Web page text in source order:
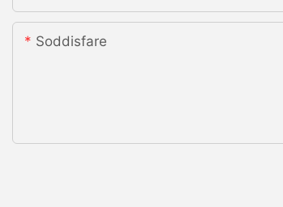
Soddisfare